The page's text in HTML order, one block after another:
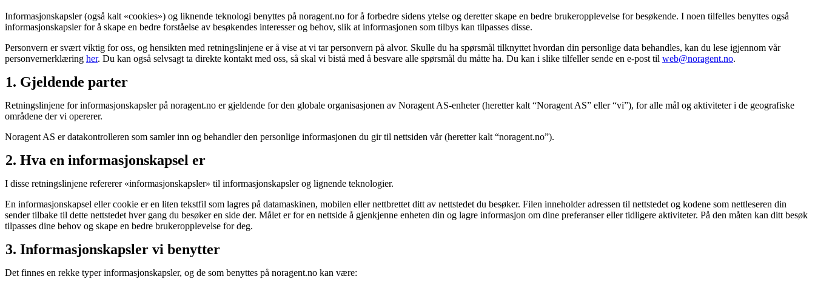
Informasjonskapsler (også kalt «cookies») og liknende teknologi benyttes på noragent.no for å forbedre sidens ytelse og deretter skape en bedre brukeropplevelse for besøkende. I noen tilfelles benyttes også
informasjonskapsler for å skape en bedre forståelse av besøkendes interesser og behov, slik at informasjonen som tilbys kan tilpasses disse.
Personvern er svært viktig for oss, og hensikten med retningslinjene er å vise at vi tar personvern på alvor. Skulle du ha spørsmål tilknyttet hvordan din personlige data behandles, kan du lese igjennom vår
personvernerklæring her. Du kan også selvsagt ta direkte kontakt med oss, så skal vi bistå med å besvare alle spørsmål du måtte ha. Du kan i slike tilfeller sende en e-post til web@noragent.no.
Gjeldende parter
Retningslinjene for informasjonskapsler på noragent.no er gjeldende for den globale organisasjonen av Noragent AS-enheter (heretter kalt “Noragent AS” eller “vi”), for alle mål og aktiviteter i de geografiske
områdene der vi opererer.
Noragent AS er datakontrolleren som samler inn og behandler den personlige informasjonen du gir til nettsiden vår (heretter kalt “noragent.no”).
Hva en informasjonskapsel er
I disse retningslinjene refererer «informasjonskapsler» til informasjonskapsler og lignende teknologier.
En informasjonskapsel eller cookie er en liten tekstfil som lagres på datamaskinen, mobilen eller nettbrettet ditt av nettstedet du besøker. Filen inneholder adressen til nettstedet og kodene som nettleseren din
sender tilbake til dette nettstedet hver gang du besøker en side der. Målet er for en nettside å gjenkjenne enheten din og lagre informasjon om dine preferanser eller tidligere aktiviteter. På den måten kan ditt besøk
tilpasses dine behov og skape en bedre brukeropplevelse for deg.
Informasjonskapsler vi benytter
Det finnes en rekke typer informasjonskapsler, og de som benyttes på noragent.no kan være: